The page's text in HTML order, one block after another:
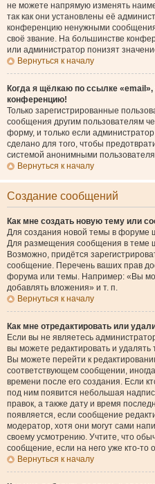
не можете напрямую изменять
так как они установлены её
конференцию ненужными
своё звание. На большинстве
или администратор понизят
Вернуться к началу
Когда я щёлкаю по ссылке
конференцию!
Только зарегистрированные
сообщения другим пользователям
форму, и только если
сделано для того, чтобы
системой анонимными
Вернуться к началу
Создание сообщений
Как мне создать новую тему или
Для создания новой темы в форуме
Для размещения сообщения в теме
Возможно, придётся
сообщение. Перечень ваших прав
форума или темы. Например: «Вы
добавлять вложения» и т. п.
Вернуться к началу
Как мне отредактировать или
Если вы не являетесь
вы можете редактировать и
Вы можете перейти к
соответствующем сообщении,
времени после его создания. Если
под ним появится небольшая
правок, а также дату и время
появляется, если сообщение
модератор, хотя они могут сами
своему усмотрению. Учтите, что
сообщение, если на него уже кто-то
Вернуться к началу